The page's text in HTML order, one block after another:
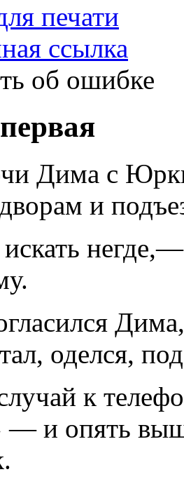
печати
ссылка
об ошибке
Дима с
и
негде,—
оделся,
к
— и опять